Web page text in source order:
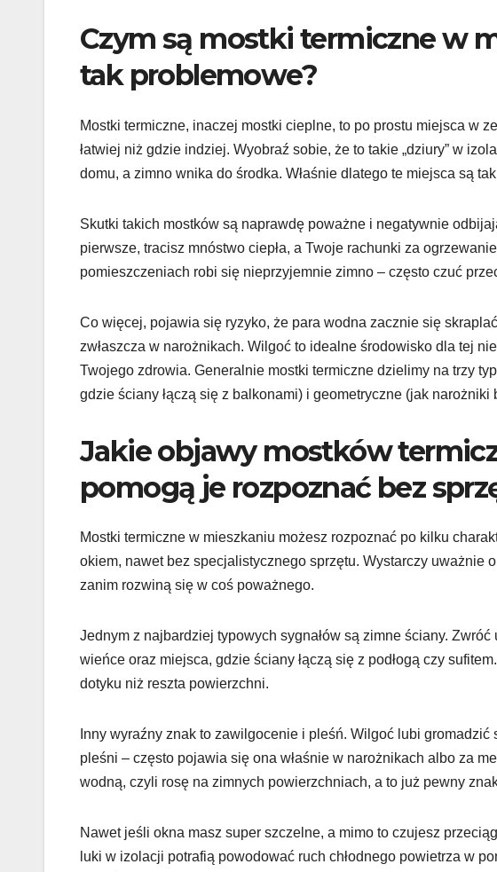
Czym są mostki termiczne w
tak problemowe?
Mostki termiczne, inaczej mostki cieplne, to po prostu miejsca w
łatwiej niż gdzie indziej. Wyobraź sobie, że to takie „dziury” w
domu, a zimno wnika do środka. Właśnie dlatego te miejsca są
Skutki takich mostków są naprawdę poważne i negatywnie
pierwsze, tracisz mnóstwo ciepła, a Twoje rachunki za
pomieszczeniach robi się nieprzyjemnie zimno – często czuć
Co więcej, pojawia się ryzyko, że para wodna zacznie się
zwłaszcza w narożnikach. Wilgoć to idealne środowisko dla tej
Twojego zdrowia. Generalnie mostki termiczne dzielimy na trzy
gdzie ściany łączą się z balkonami) i geometryczne (jak
Jakie objawy mostków
pomogą je rozpoznać bez
Mostki termiczne w mieszkaniu możesz rozpoznać po kilku
okiem, nawet bez specjalistycznego sprzętu. Wystarczy uważnie
zanim rozwiną się w coś poważnego.
Jednym z najbardziej typowych sygnałów są zimne ściany.
wieńce oraz miejsca, gdzie ściany łączą się z podłogą czy
dotyku niż reszta powierzchni.
Inny wyraźny znak to zawilgocenie i pleśń. Wilgoć lubi
pleśni – często pojawia się ona właśnie w narożnikach albo za
wodną, czyli rosę na zimnych powierzchniach, a to już pewny
Nawet jeśli okna masz super szczelne, a mimo to czujesz
luki w izolacji potrafią powodować ruch chłodnego powietrza w